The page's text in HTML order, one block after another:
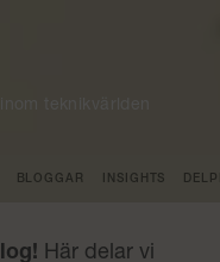
BLOGGAR INSIGHTS
Här delar vi